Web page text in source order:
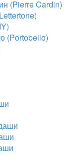
(Pierre Cardin)
(Portobello)